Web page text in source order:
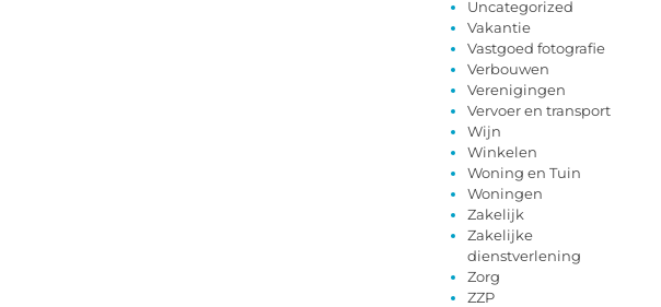
Uncategorized
Vakantie
Vastgoed fotografie
Verbouwen
Verenigingen
Vervoer en transport
Wijn
Winkelen
Woning en Tuin
Woningen
Zakelijk
Zakelijke
dienstverlening
Zorg
ZZP